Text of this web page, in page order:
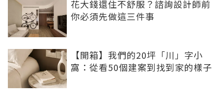
花大錢還住不舒服？諮詢設計師前
你必須先做這三件事
【開箱】我們的20坪「川」字小
窩：從看50個建案到找到家的樣子